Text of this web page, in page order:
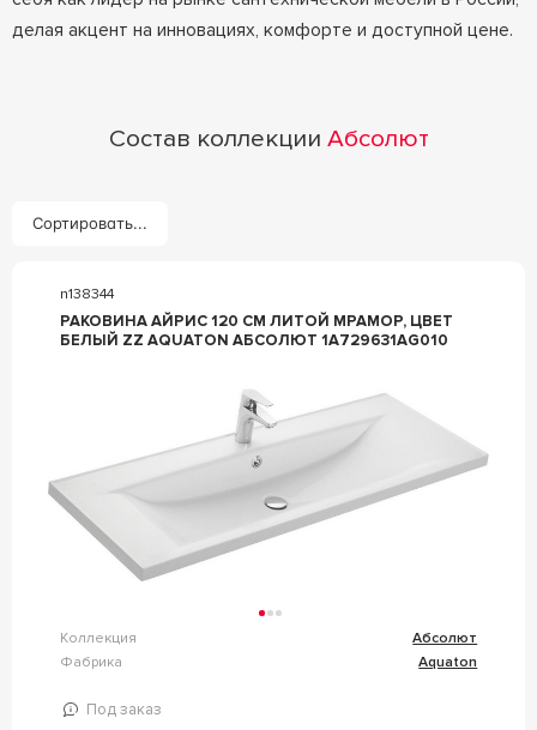
делая акцент на инновациях, комфорте и доступной цене.
Состав коллекции Абсолют
Сортировать...
n138344
РАКОВИНА АЙРИС 120 СМ ЛИТОЙ МРАМОР, ЦВЕТ
БЕЛЫЙ ZZ AQUATON АБСОЛЮТ 1A729631AG010
Коллекция
Абсолют
Фабрика
Aquaton
Под заказ